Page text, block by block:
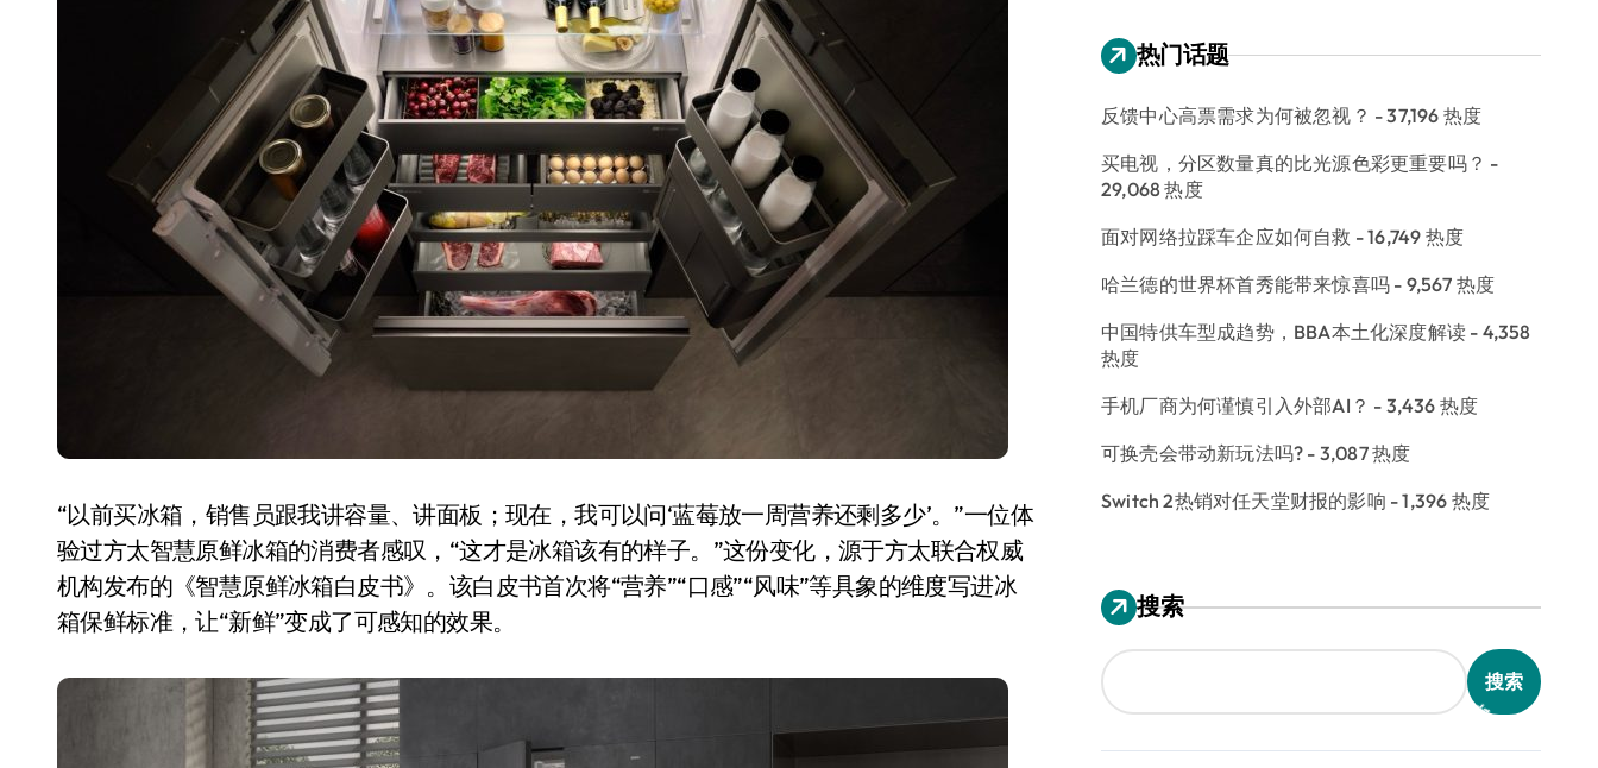
“以前买冰箱，销售员跟我讲容量、讲面板；现在，我可以问‘蓝莓放一周营养还剩多少’。”一位体
验过方太智慧原鲜冰箱的消费者感叹，“这才是冰箱该有的样子。”这份变化，源于方太联合权威
机构发布的《智慧原鲜冰箱白皮书》。该白皮书首次将“营养”“口感”“风味”等具象的维度写进冰
箱保鲜标准，让“新鲜”变成了可感知的效果。
热门话题
反馈中心高票需求为何被忽视？ - 37,196 热度
买电视，分区数量真的比光源色彩更重要吗？ -
29,068 热度
面对网络拉踩车企应如何自救 - 16,749 热度
哈兰德的世界杯首秀能带来惊喜吗 - 9,567 热度
中国特供车型成趋势，BBA本土化深度解读 - 4,358
热度
手机厂商为何谨慎引入外部AI？ - 3,436 热度
可换壳会带动新玩法吗? - 3,087 热度
Switch 2热销对任天堂财报的影响 - 1,396 热度
搜索
搜索